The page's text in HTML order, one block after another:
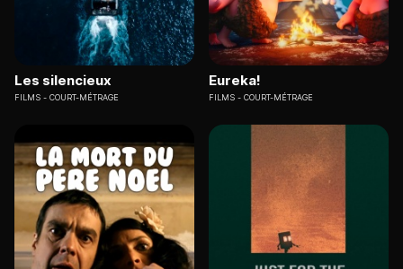
Les silencieux
FILMS COURT-MÉTRAGE
Eureka!
FILMS COURT-MÉTRAGE